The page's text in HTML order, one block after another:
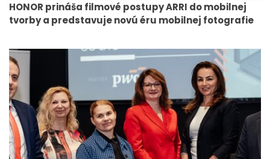
HONOR prináša filmové postupy ARRI do mobilnej
tvorby a predstavuje novú éru mobilnej fotografie